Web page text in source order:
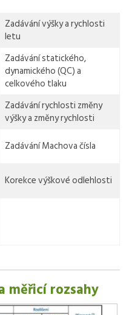
Zadávání výšky a rychlosti
letu
Zadávání statického,
dynamického (QC) a
celkového tlaku
Zadávání rychlosti změny
výšky a změny rychlosti
Zadávání Machova čísla
Korekce výškové odlehlosti
měřicí rozsahy